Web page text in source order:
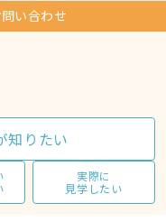
い合わせ
知りたい
実際に
見学したい